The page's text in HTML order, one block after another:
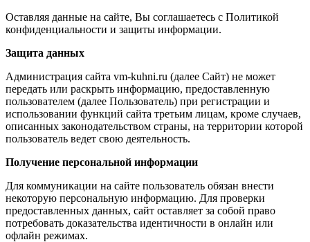
Оставляя данные на сайте, Вы соглашаетесь с Политикой
конфиденциальности и защиты информации.
Защита данных
Администрация сайта vm-kuhni.ru (далее Сайт) не может
передать или раскрыть информацию, предоставленную
пользователем (далее Пользователь) при регистрации и
использовании функций сайта третьим лицам, кроме случаев,
описанных законодательством страны, на территории которой
пользователь ведет свою деятельность.
Получение персональной информации
Для коммуникации на сайте пользователь обязан внести
некоторую персональную информацию. Для проверки
предоставленных данных, сайт оставляет за собой право
потребовать доказательства идентичности в онлайн или
офлайн режимах.